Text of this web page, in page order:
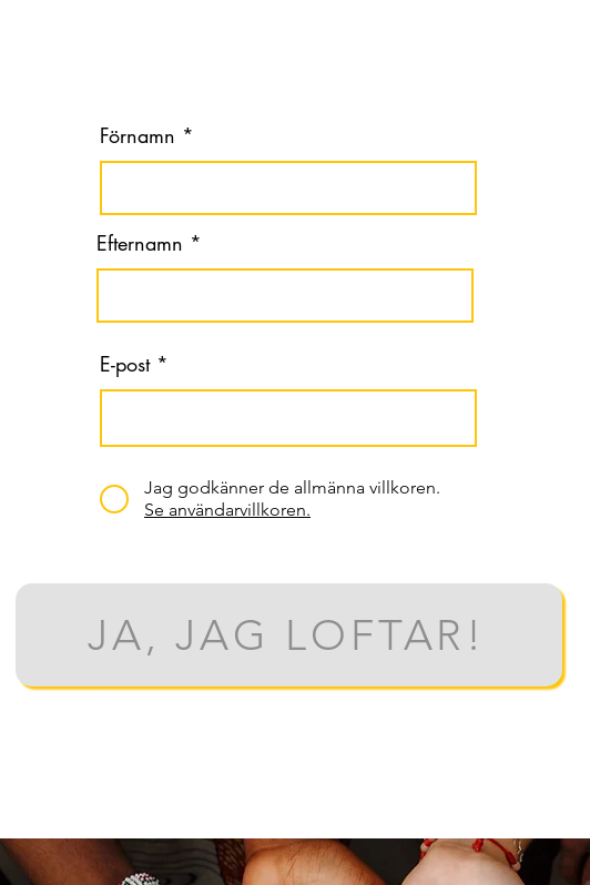
Förnamn
Efternamn
E-post
Jag godkänner de allmänna villkoren.
Se användarvillkoren.
JA, JAG LOFTAR!